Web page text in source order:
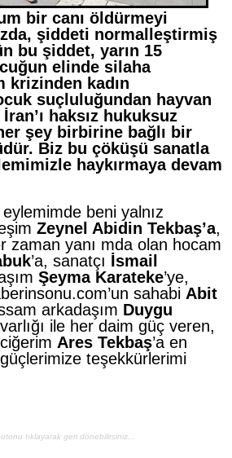
bir canı öldürmeyi
şiddeti normalleştirmiş
bu şiddet, yarın 15
elinde silaha
krizinden kadın
suçluluğundan hayvan
haksız hukuksuz
şey birbirine bağlı bir
Biz bu çöküşü sanatla
haykırmaya devam
beni yalnız
Zeynel Abidin Tekbaş’a,
zaman yanı mda olan hocam
’a, sanatçı İsmail
Şeyma Karateke’ye,
sahabi Abit
arkadaşım Duygu
ile her daim güç veren,
Ares Tekbaş’a en
teşekkürlerimi
tıklayarak geri dönebilirsiniz...